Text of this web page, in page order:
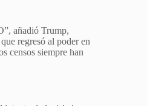
añadió Trump,
regresó al poder en
censos siempre han